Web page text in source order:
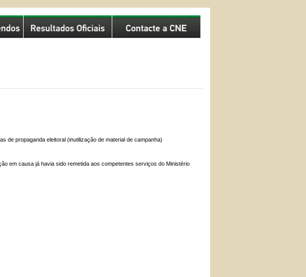
de propaganda eleitoral (inutilização de material de campanha)
em causa já havia sido remetida aos competentes serviços do Ministério